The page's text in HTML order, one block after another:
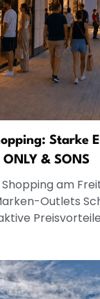
Starke
& SONS
am
Outlets